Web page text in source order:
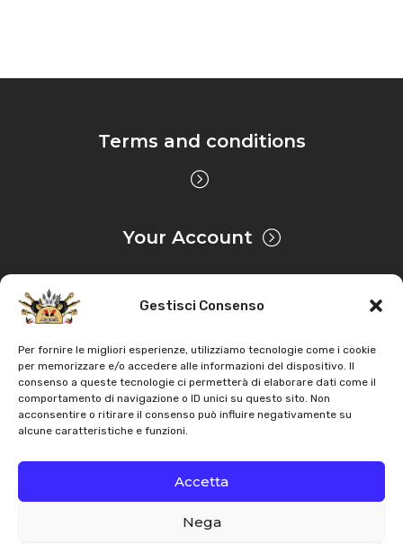
Gestisci Consenso
Per fornire le migliori esperienze, utilizziamo tecnologie come i cookie
per memorizzare e/o accedere alle informazioni del dispositivo. Il
consenso a queste tecnologie ci permetterà di elaborare dati come il
comportamento di navigazione o ID unici su questo sito. Non
acconsentire o ritirare il consenso può influire negativamente su
alcune caratteristiche e funzioni.
Accetta
Nega
Terms and conditions
Your Account
Privacy & Cookie
CopyrightAZ Agri. All rights reserved |Assistance |
Contacts